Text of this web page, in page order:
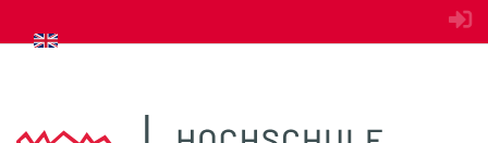
zum Inhalt springen